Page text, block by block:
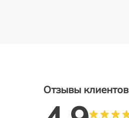
Отзывы клиентов